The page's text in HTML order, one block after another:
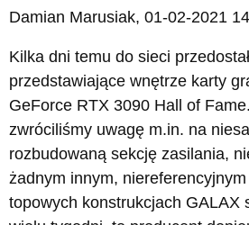
Damian Marusiak, 01-02-2021
Kilka dni temu do sieci
przedstawiające wnętrze karty
GeForce RTX 3090 Hall of
zwróciliśmy uwagę m.in. na
rozbudowaną sekcję zasilania,
żadnym innym,
topowych konstrukcjach GALAX